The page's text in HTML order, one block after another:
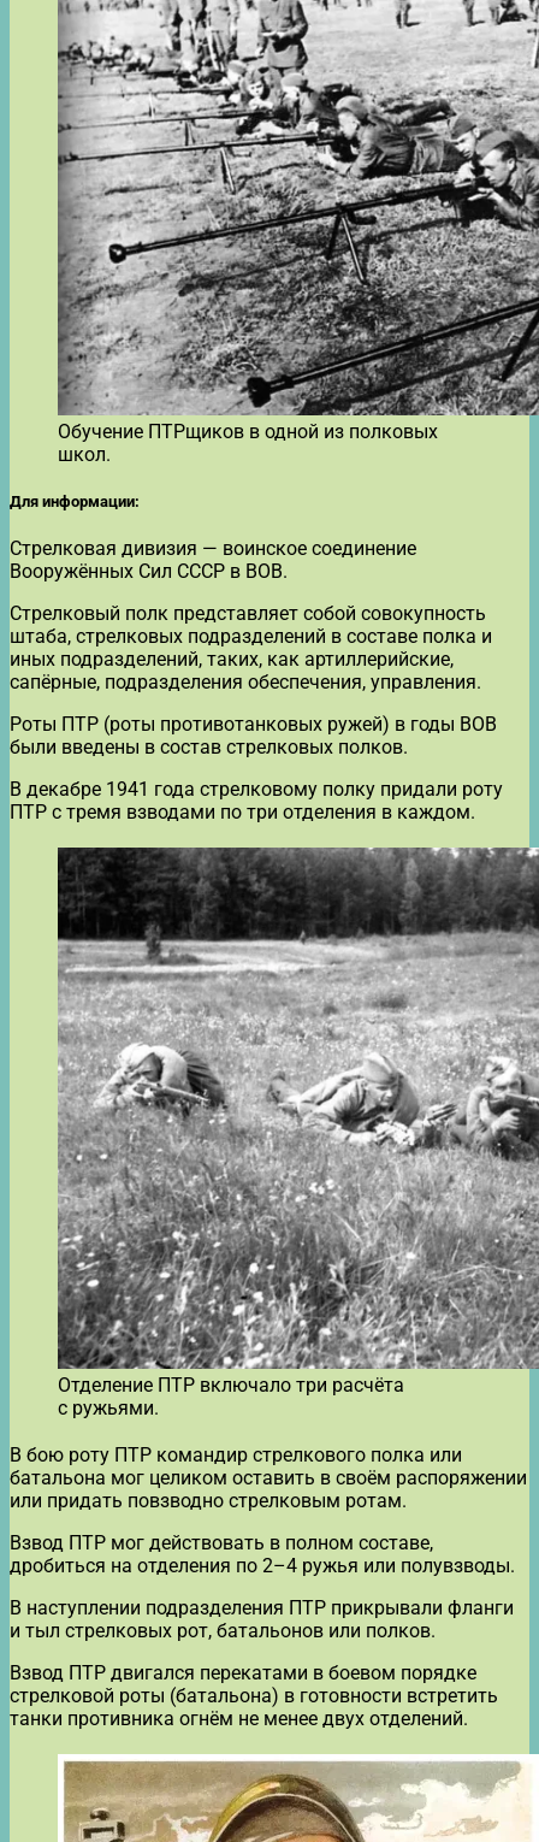
Обучение ПТРщиков в одной из полковых
школ.
Для информации:
Стрелковая дивизия — воинское соединение
Вооружённых Сил СССР в ВОВ.
Стрелковый полк представляет собой совокупность
штаба, стрелковых подразделений в составе полка и
иных подразделений, таких, как артиллерийские,
сапёрные, подразделения обеспечения, управления.
Роты ПТР (роты противотанковых ружей) в годы ВОВ
были введены в состав стрелковых полков.
В декабре 1941 года стрелковому полку придали роту
ПТР с тремя взводами по три отделения в каждом.
Отделение ПТР включало три расчёта
с ружьями.
В бою роту ПТР командир стрелкового полка или
батальона мог целиком оставить в своём распоряжении
или придать повзводно стрелковым ротам.
Взвод ПТР мог действовать в полном составе,
дробиться на отделения по 2–4 ружья или полувзводы.
В наступлении подразделения ПТР прикрывали фланги
и тыл стрелковых рот, батальонов или полков.
Взвод ПТР двигался перекатами в боевом порядке
стрелковой роты (батальона) в готовности встретить
танки противника огнём не менее двух отделений.